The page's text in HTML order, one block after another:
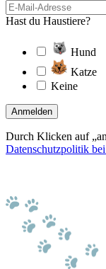
Hast du Haustiere?
Hund
Katze
Keine
Anmelden
Durch Klicken auf
Datenschutzpolitik